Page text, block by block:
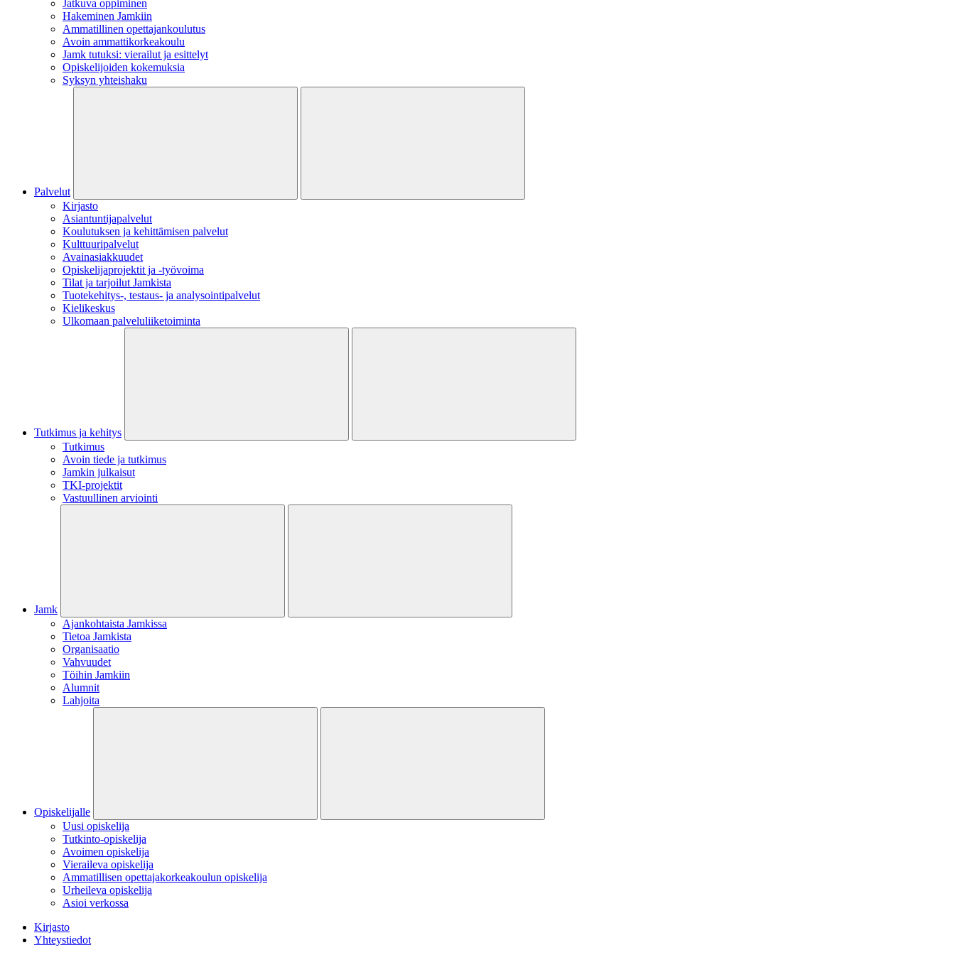
Jatkuva oppiminen
Hakeminen Jamkiin
Ammatillinen opettajankoulutus
Avoin ammattikorkeakoulu
Jamk tutuksi: vierailut ja esittelyt
Opiskelijoiden kokemuksia
Syksyn yhteishaku
Palvelut
Kirjasto
Asiantuntijapalvelut
Koulutuksen ja kehittämisen palvelut
Kulttuuripalvelut
Avainasiakkuudet
Opiskelijaprojektit​ ja -työvoima
Tilat ja tarjoilut Jamkista
Tuotekehitys-, testaus- ja analysointipalvelut
Kielikeskus
Ulkomaan palveluliiketoiminta
Tutkimus ja kehitys
Tutkimus
Avoin tiede ja tutkimus
Jamkin julkaisut
TKI-projektit
Vastuullinen arviointi
Jamk
Ajankohtaista Jamkissa
Tietoa Jamkista
Organisaatio
Vahvuudet
Töihin Jamkiin
Alumnit
Lahjoita
Opiskelijalle
Uusi opiskelija
Tutkinto-opiskelija
Avoimen opiskelija
Vieraileva opiskelija
Ammatillisen opettajakorkeakoulun opiskelija
Urheileva opiskelija
Asioi verkossa
Kirjasto
Yhteystiedot